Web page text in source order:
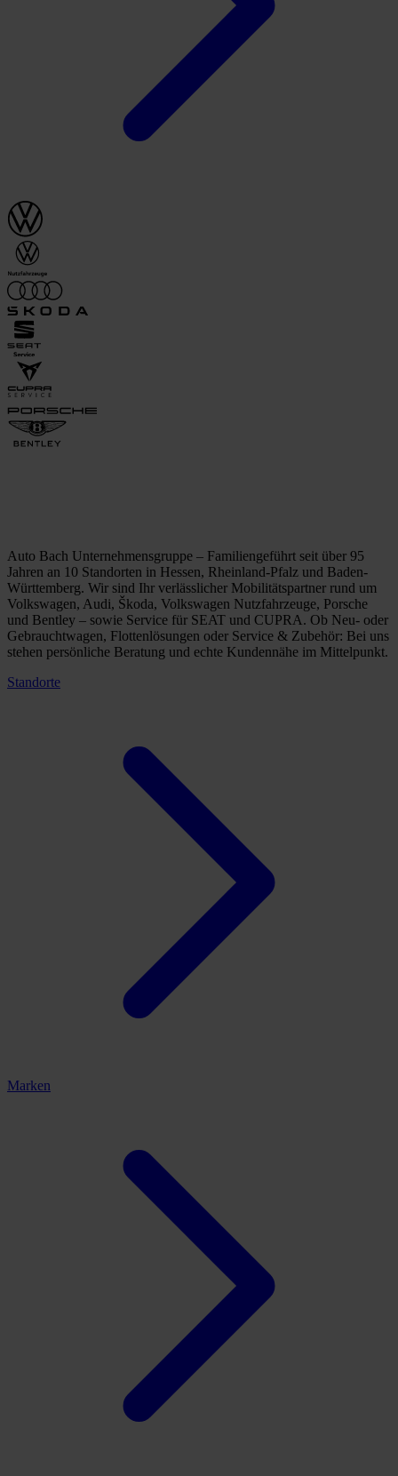
Auto Bach Unternehmensgruppe – Familiengeführt seit über 95
Jahren an 10 Standorten in Hessen, Rheinland-Pfalz und Baden-
Württemberg. Wir sind Ihr verlässlicher Mobilitätspartner rund um
Volkswagen, Audi, Škoda, Volkswagen Nutzfahrzeuge, Porsche
und Bentley – sowie Service für SEAT und CUPRA. Ob Neu- oder
Gebrauchtwagen, Flottenlösungen oder Service & Zubehör: Bei uns
stehen persönliche Beratung und echte Kundennähe im Mittelpunkt.
Standorte
Marken